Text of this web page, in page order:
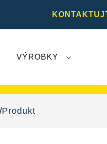
VÝROBKY
Produkt